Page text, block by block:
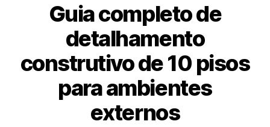
Guia completo de
detalhamento
construtivo de 10 pisos
para ambientes
externos